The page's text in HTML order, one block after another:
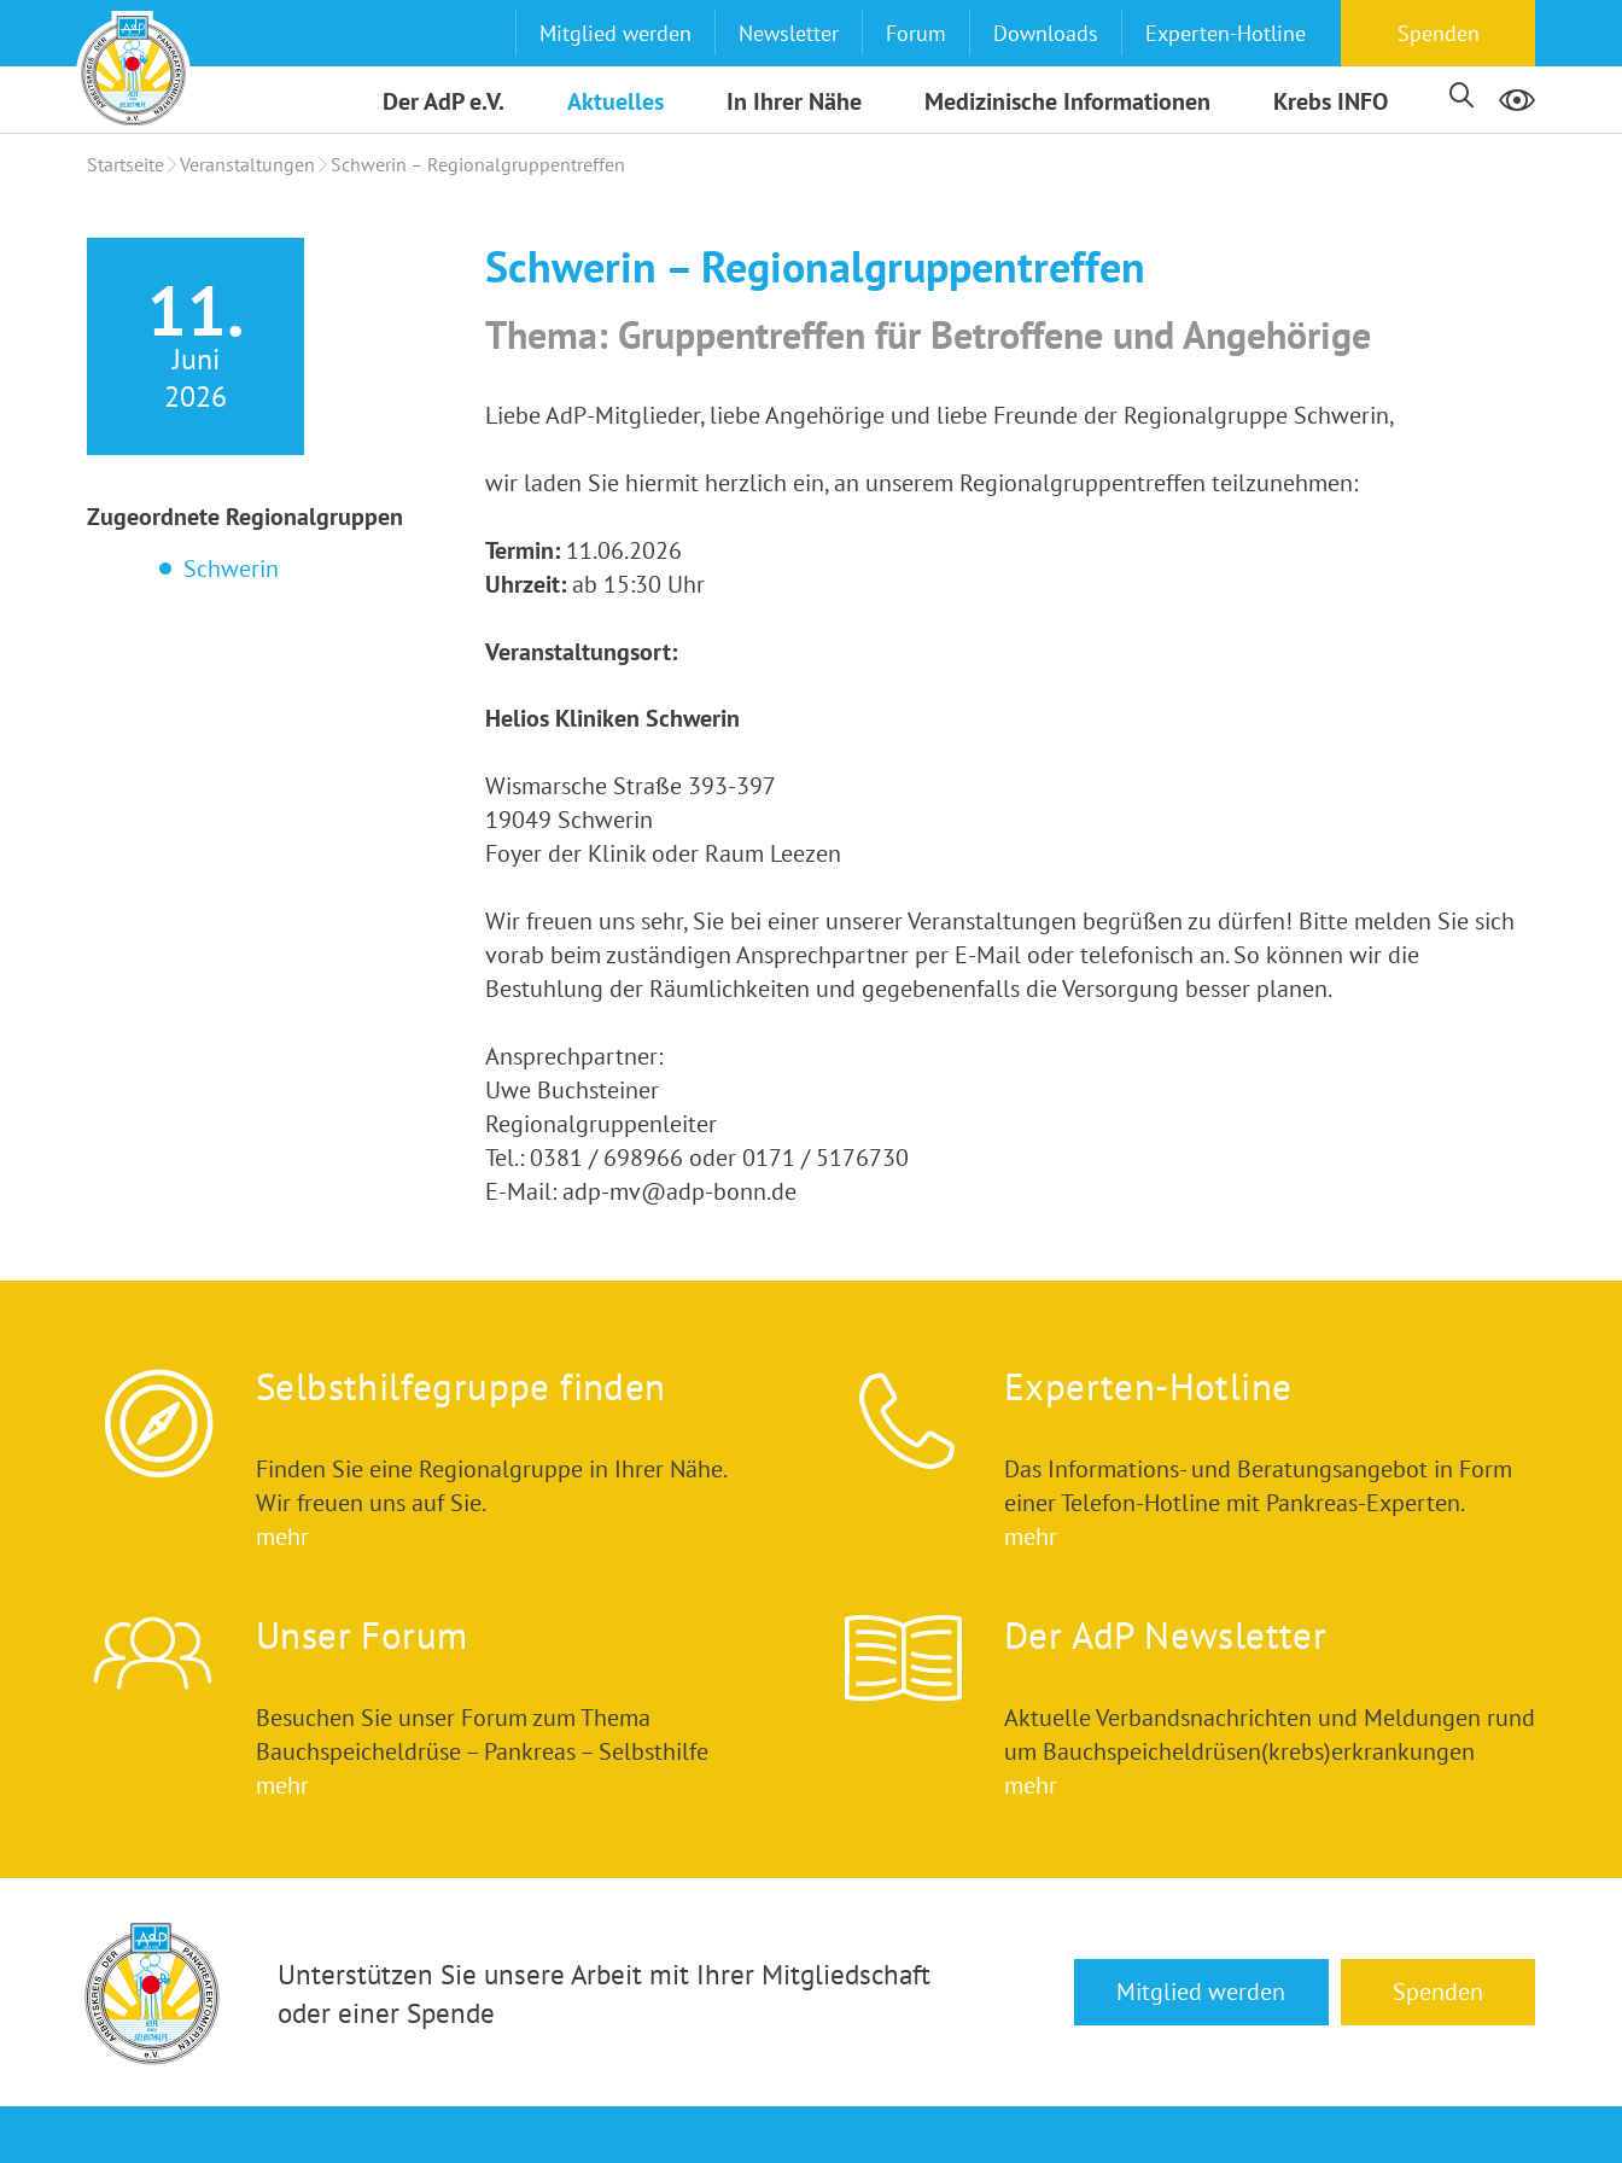
Mitglied werden Newsletter Forum Downloads Experten-Hotline Spenden
Der AdP e.V. Aktuelles In Ihrer Nähe Medizinische Informationen Krebs INFO
Startseite Veranstaltungen Schwerin – Regionalgruppentreffen
11.
Juni
2026
Zugeordnete Regionalgruppen
Schwerin
Schwerin – Regionalgruppentreffen
Thema: Gruppentreffen für Betroffene und Angehörige
Liebe AdP-Mitglieder, liebe Angehörige und liebe Freunde der Regionalgruppe Schwerin,
wir laden Sie hiermit herzlich ein, an unserem Regionalgruppentreffen teilzunehmen:
Termin: 11.06.2026
Uhrzeit:ab 15:30 Uhr
Veranstaltungsort:
Helios Kliniken Schwerin
Wismarsche Straße 393-397
19049 Schwerin
Foyer der Klinik oder Raum Leezen
Wir freuen uns sehr, Sie bei einer unserer Veranstaltungen begrüßen zu dürfen! Bitte melden Sie sich
vorab beim zuständigen Ansprechpartner per E-Mail oder telefonisch an. So können wir die
Bestuhlung der Räumlichkeiten und gegebenenfalls die Versorgung besser planen.
Ansprechpartner:
Uwe Buchsteiner
Regionalgruppenleiter
Tel.: 0381 / 698966 oder 0171 / 5176730
E-Mail: adp-mv@adp-bonn.de
Selbsthilfegruppe finden
Finden Sie eine Regionalgruppe in Ihrer Nähe.
Wir freuen uns auf Sie.
mehr
Experten-Hotline
Das Informations- und Beratungsangebot in Form
einer Telefon-Hotline mit Pankreas-Experten.
mehr
Unser Forum
Besuchen Sie unser Forum zum Thema
Bauchspeicheldrüse – Pankreas – Selbsthilfe
mehr
Der AdP Newsletter
Aktuelle Verbandsnachrichten und Meldungen rund
um Bauchspeicheldrüsen(krebs)erkrankungen
mehr
Unterstützen Sie unsere Arbeit mit Ihrer Mitgliedschaft
oder einer Spende
Mitglied werden Spenden